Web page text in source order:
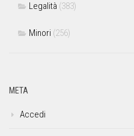
Legalità (383)
Minori (256)
META
Accedi